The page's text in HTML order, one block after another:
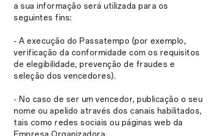
a sua informação será utilizada para os
seguintes fins:
- A execução do Passatempo (por exemplo,
verificação da conformidade com os requisitos
de elegibilidade, prevenção de fraudes e
seleção dos vencedores).
- No caso de ser um vencedor, publicação o seu
nome ou apelido através dos canais habilitados,
tais como redes sociais ou páginas web da